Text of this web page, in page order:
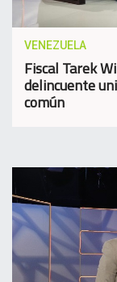
VENEZUELA
Fiscal Tarek
delincuente
común